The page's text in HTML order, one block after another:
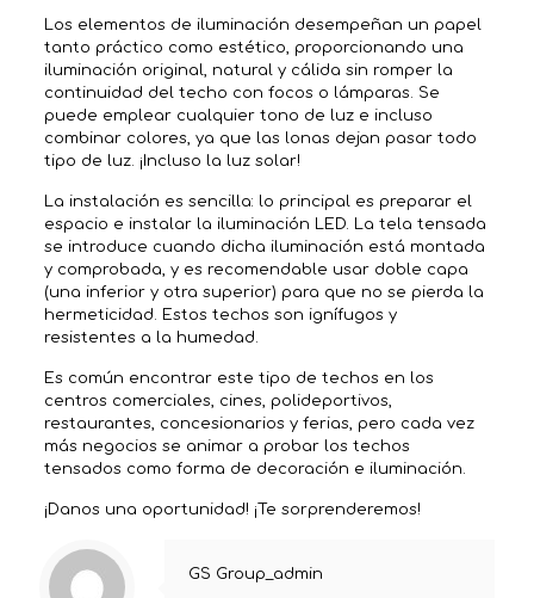
Los elementos de iluminación desempeñan un papel
tanto práctico como estético, proporcionando una
iluminación original, natural y cálida sin romper la
continuidad del techo con focos o lámparas. Se
puede emplear cualquier tono de luz e incluso
combinar colores, ya que las lonas dejan pasar todo
tipo de luz. ¡Incluso la luz solar!
La instalación es sencilla: lo principal es preparar el
espacio e instalar la iluminación LED. La tela tensada
se introduce cuando dicha iluminación está montada
y comprobada, y es recomendable usar doble capa
(una inferior y otra superior) para que no se pierda la
hermeticidad. Estos techos son ignífugos y
resistentes a la humedad.
Es común encontrar este tipo de techos en los
centros comerciales, cines, polideportivos,
restaurantes, concesionarios y ferias, pero cada vez
más negocios se animar a probar los techos
tensados como forma de decoración e iluminación.
¡Danos una oportunidad! ¡Te sorprenderemos!
GS Group_admin